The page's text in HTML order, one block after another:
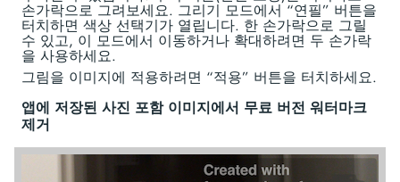
손가락으로 그려보세요. 그리기 모드에서 “연필” 버튼을
터치하면 색상 선택기가 열립니다. 한 손가락으로 그릴
수 있고, 이 모드에서 이동하거나 확대하려면 두 손가락
을 사용하세요.
그림을 이미지에 적용하려면 “적용” 버튼을 터치하세요.
앱에 저장된 사진 포함 이미지에서 무료 버전 워터마크
제거